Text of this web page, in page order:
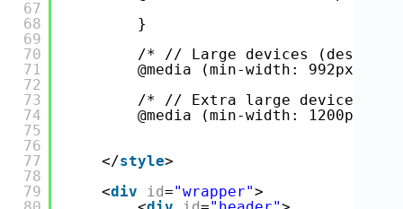
67
68
69
70
71
72
73
74
75
76
77
78
79
}
/* // Large devices
@media (min-width: 992px) {}
/* // Extra large devices
@media (min-width: 1200px) {}
</style>
<div id="wrapper">